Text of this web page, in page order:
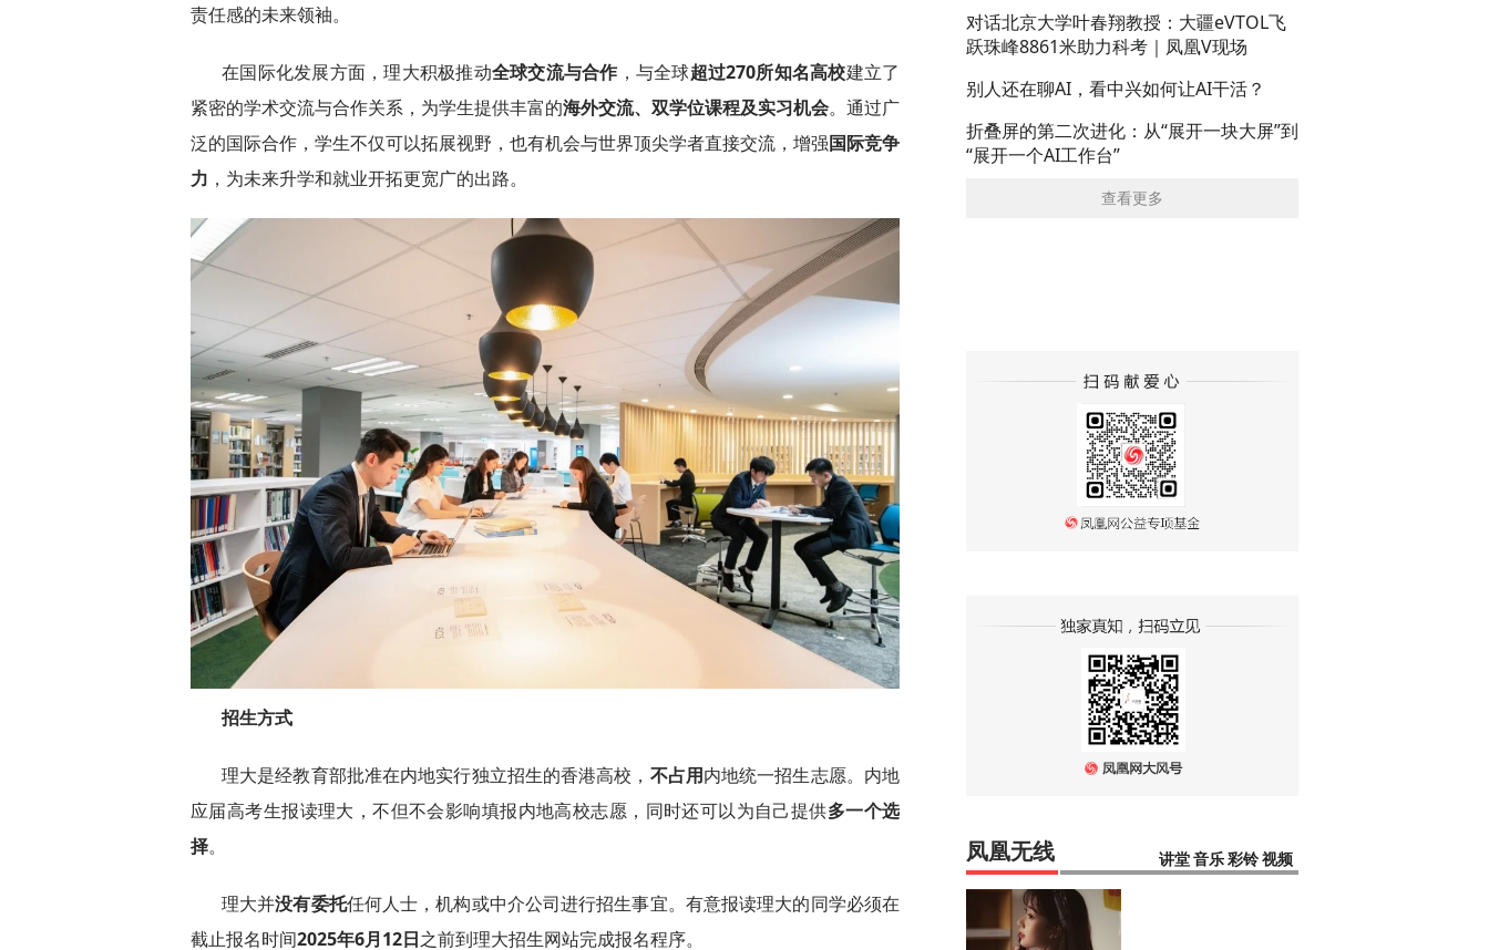
责任感的未来领袖。
在国际化发展方面，理大积极推动全球交流与合作，与全球超过270所知名高校建立了
紧密的学术交流与合作关系，为学生提供丰富的海外交流、双学位课程及实习机会。通过广
泛的国际合作，学生不仅可以拓展视野，也有机会与世界顶尖学者直接交流，增强国际竞争
力 ，为未来升学和就业开拓更宽广的出路。
招生方式
理大是经教育部批准在内地实行独立招生的香港高校， 不占用内地统一招生志愿。内地
应届高考生报读理大，不但不会影响填报内地高校志愿，同时还可以为自己提供多一个选
择。
理大并没有委托任何人士，机构或中介公司进行招生事宜。有意报读理大的同学必须在
截止报名时间2025年6月12日之前到理大招生网站完成报名程序。
对话北京大学叶春翔教授：大疆eVTOL飞
跃珠峰8861米助力科考｜凤凰V现场
别人还在聊AI，看中兴如何让AI干活？
折叠屏的第二次进化：从“展开一块大屏”到
“展开一个AI工作台”
查看更多
讲堂 音乐 彩铃 视频
凤凰无线